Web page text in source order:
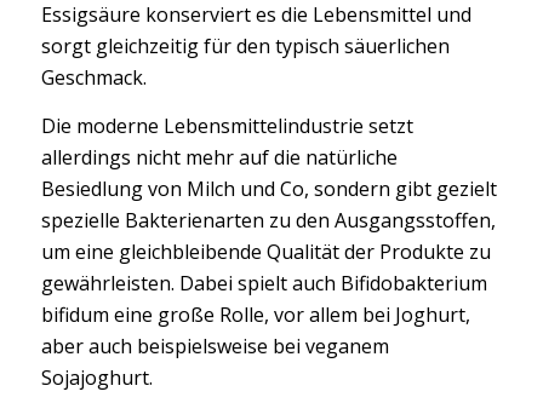
Essigsäure konserviert es die Lebensmittel und
sorgt gleichzeitig für den typisch säuerlichen
Geschmack.
Die moderne Lebensmittelindustrie setzt
allerdings nicht mehr auf die natürliche
Besiedlung von Milch und Co, sondern gibt gezielt
spezielle Bakterienarten zu den Ausgangsstoffen,
um eine gleichbleibende Qualität der Produkte zu
gewährleisten. Dabei spielt auch Bifidobakterium
bifidum eine große Rolle, vor allem bei Joghurt,
aber auch beispielsweise bei veganem
Sojajoghurt.